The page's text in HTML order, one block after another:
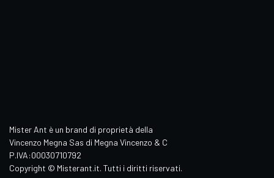
Mister Ant è un brand di proprietà della
Vincenzo Megna Sas di Megna Vincenzo & C
P.IVA:00030710792
Copyright © Misterant.it. Tutti i diritti riservati.